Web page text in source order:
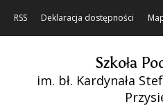
RSS Deklaracja dostępności
Szkoła
im. bł. Kardynała